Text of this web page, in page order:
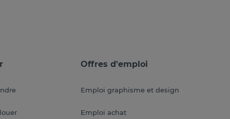
Offres d'emploi
Emploi graphisme et design
Emploi achat